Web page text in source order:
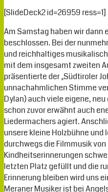
[SlideDeck2 id=26959 ress=1]
Am Samstag haben wir
beschlossen. Bei der
und reichhaltiges
mit dem insgesamt zweiten
präsentierte der „Südtiroler
unnachahmlichen Stimme
Dylan) auch viele eigene,
schon zuvor erwähnt auch
Liedermachers agiert.
unsere kleine Holzbühne
durchwegs die Filmmusik
Kindheitserinnerungen
letzten Platz gefüllt und die
Erinnerung bleiben wird uns
Meraner Musiker ist bei